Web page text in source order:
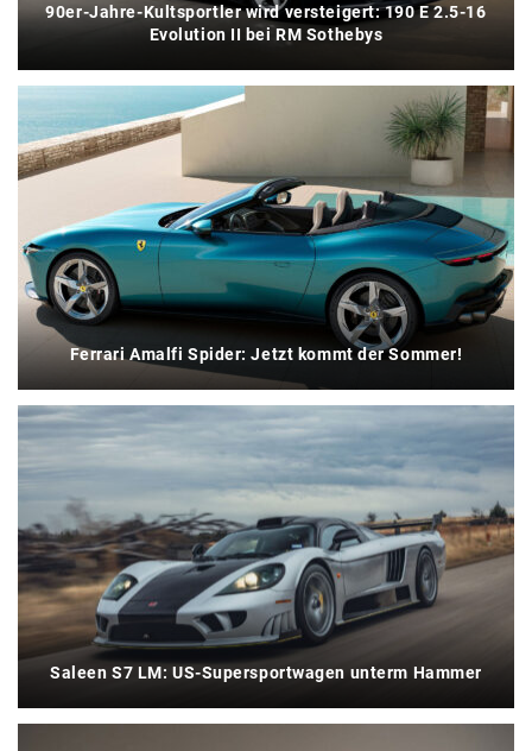
90er-Jahre-Kultsportler wird versteigert: 190 E 2.5-16
Evolution II bei RM Sothebys
Ferrari Amalfi Spider: Jetzt kommt der Sommer!
Saleen S7 LM: US-Supersportwagen unterm Hammer